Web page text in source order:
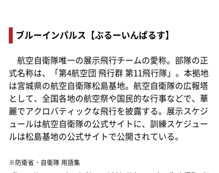
ブルーインパルス【ぶるーいんぱるす】
航空自衛隊唯一の展示飛行チームの愛称。部隊の正
式名称は、「第4航空団 飛行群 第11飛行隊」。本拠地
は宮城県の航空自衛隊松島基地。航空自衛隊の広報塔
として、全国各地の航空祭や国民的な行事などで、華
麗でアクロバティックな飛行を披露する。展示スケジ
ュールは航空自衛隊の公式サイトに、訓練スケジュー
ルは松島基地の公式サイトで公開されている。
※防衛省・自衛隊 用語集